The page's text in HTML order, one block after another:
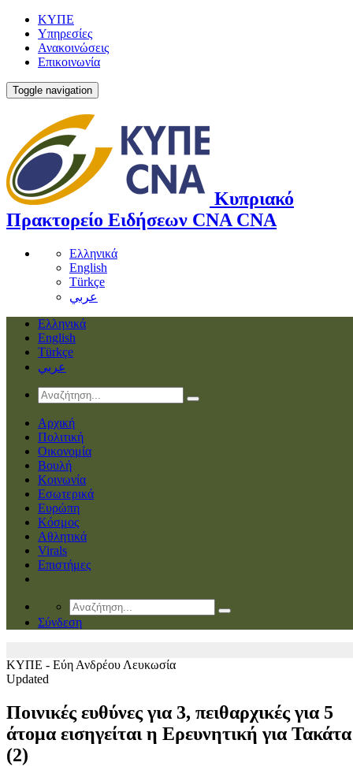
ΚΥΠΕ
Υπηρεσίες
Ανακοινώσεις
Επικοινωνία
Toggle navigation
Κυπριακό
Πρακτορείο Ειδήσεων CNA CNA
Ελληνικά
English
Türkçe
عربي
Ελληνικά
English
Türkçe
عربي
Αρχική
Πολιτική
Οικονομία
Βουλή
Κοινωνία
Εσωτερικά
Ευρώπη
Κόσμος
Αθλητικά
Virals
Επιστήμες
Σύνδεση
ΚΥΠΕ - Εύη Ανδρέου Λευκωσία
Updated
Ποινικές ευθύνες για 3, πειθαρχικές για 5
άτομα εισηγείται η Ερευνητική για Τακάτα
(2)